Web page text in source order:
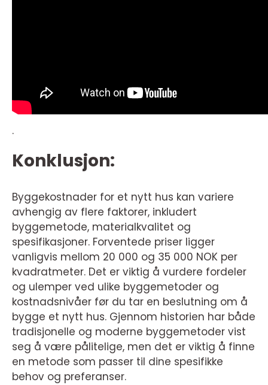
.
Konklusjon:
Byggekostnader for et nytt hus kan variere
avhengig av flere faktorer, inkludert
byggemetode, materialkvalitet og
spesifikasjoner. Forventede priser ligger
vanligvis mellom 20 000 og 35 000 NOK per
kvadratmeter. Det er viktig å vurdere fordeler
og ulemper ved ulike byggemetoder og
kostnadsnivåer før du tar en beslutning om å
bygge et nytt hus. Gjennom historien har både
tradisjonelle og moderne byggemetoder vist
seg å være pålitelige, men det er viktig å finne
en metode som passer til dine spesifikke
behov og preferanser.